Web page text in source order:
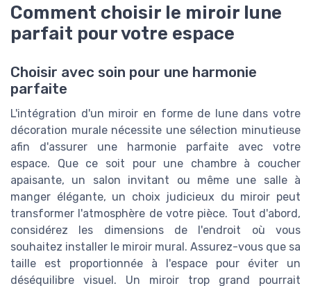
Comment choisir le miroir lune
parfait pour votre espace
Choisir avec soin pour une harmonie
parfaite
L'intégration d'un miroir en forme de lune dans votre
décoration murale nécessite une sélection minutieuse
afin d'assurer une harmonie parfaite avec votre
espace. Que ce soit pour une chambre à coucher
apaisante, un salon invitant ou même une salle à
manger élégante, un choix judicieux du miroir peut
transformer l'atmosphère de votre pièce. Tout d'abord,
considérez les dimensions de l'endroit où vous
souhaitez installer le miroir mural. Assurez-vous que sa
taille est proportionnée à l'espace pour éviter un
déséquilibre visuel. Un miroir trop grand pourrait